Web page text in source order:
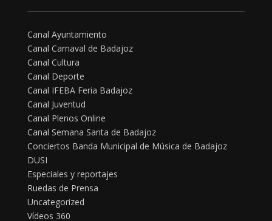
Canal Ayuntamiento
Canal Carnaval de Badajoz
Canal Cultura
Canal Deporte
Canal IFEBA Feria Badajoz
Canal Juventud
Canal Plenos Online
Canal Semana Santa de Badajoz
Conciertos Banda Municipal de Música de Badajoz
DUSI
Especiales y reportajes
Ruedas de Prensa
Uncategorized
Vídeos 360